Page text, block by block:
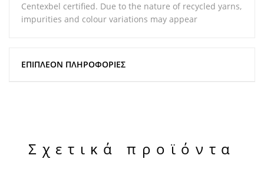
Centexbel certified. Due to the nature of recycled yarns,
impurities and colour variations may appear
ΕΠΙΠΛΈΟΝ ΠΛΗΡΟΦΟΡΊΕΣ
Σχετικά προϊόντα